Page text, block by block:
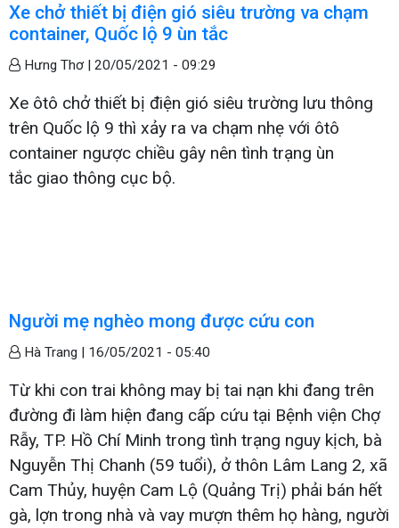
Xe chở thiết bị điện gió siêu trường va chạm
container, Quốc lộ 9 ùn tắc
Hưng Thơ | 20/05/2021 - 09:29
Xe ôtô chở thiết bị điện gió siêu trường lưu thông
trên Quốc lộ 9 thì xảy ra va chạm nhẹ với ôtô
container ngược chiều gây nên tình trạng ùn
tắc giao thông cục bộ.
Người mẹ nghèo mong được cứu con
Hà Trang | 16/05/2021 - 05:40
Từ khi con trai không may bị tai nạn khi đang trên
đường đi làm hiện đang cấp cứu tại Bệnh viện Chợ
Rẫy, TP. Hồ Chí Minh trong tình trạng nguy kịch, bà
Nguyễn Thị Chanh (59 tuổi), ở thôn Lâm Lang 2, xã
Cam Thủy, huyện Cam Lộ (Quảng Trị) phải bán hết
gà, lợn trong nhà và vay mượn thêm họ hàng, người